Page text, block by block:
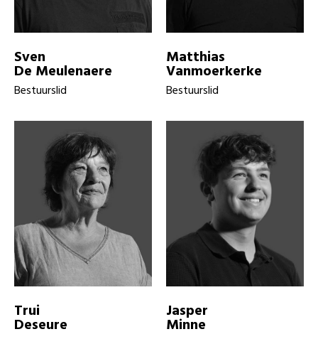
Sven
De Meulenaere
Bestuurslid
Matthias
Vanmoerkerke
Bestuurslid
Trui
Deseure
Jasper
Minne